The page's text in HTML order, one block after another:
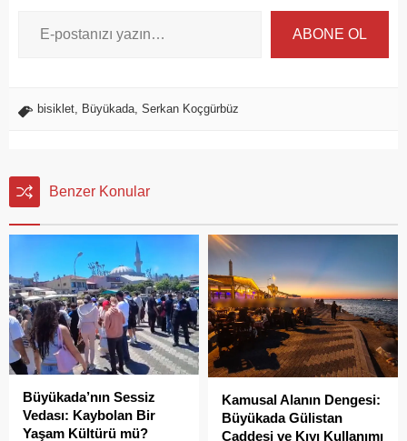
ABONE OL
bisiklet, Büyükada, Serkan Koçgürbüz
Benzer Konular
Büyükada’nın Sessiz
Vedası: Kaybolan Bir
Yaşam Kültürü mü?
Kamusal Alanın Dengesi:
Büyükada Gülistan
Caddesi ve Kıyı Kullanımı